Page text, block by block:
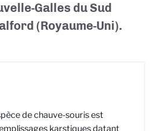
Galles du Sud
(Royaume-Uni).
de chauve-souris est
karstiques datant